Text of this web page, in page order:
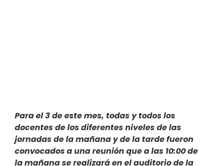
Para el 3 de este mes, todas y todos los
docentes de los diferentes niveles de las
jornadas de la mañana y de la tarde fueron
convocados a una reunión que a las 10:00 de
la mañana se realizará en el auditorio de la